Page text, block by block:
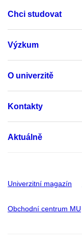
Chci studovat
Výzkum
O univerzitě
Kontakty
Aktuálně
Univerzitní magazín
Obchodní centrum MU